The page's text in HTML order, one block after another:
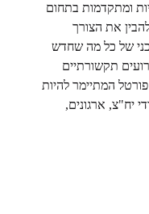
ומתקדמות בתחום
את הצורך
של כל מה שחדש
תקשורתיים
המתיימר להיות
יח"צ, ארגונים,